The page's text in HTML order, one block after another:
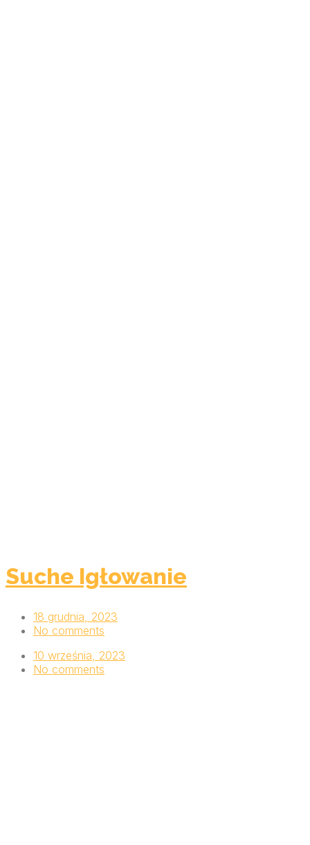
Suche Igłowanie
18 grudnia, 2023
No comments
10 września, 2023
No comments